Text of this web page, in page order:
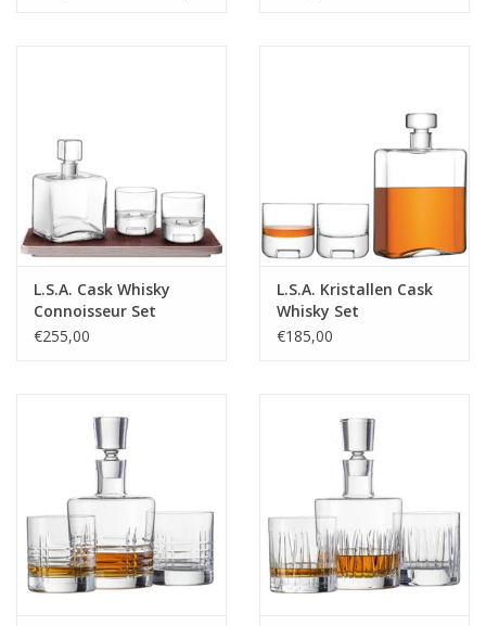
L.S.A. Cask Whisky
Connoisseur Set
€255,00
L.S.A. Kristallen Cask
Whisky Set
€185,00